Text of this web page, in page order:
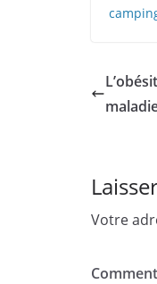
Votre